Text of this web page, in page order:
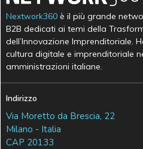
Nextwork360 è il più grande
B2B dedicati ai temi della
dell’Innovazione Imprenditoriale.
cultura digitale e imprenditoriale
amministrazioni italiane.
Indirizzo
Via Moretto da Brescia, 22
Milano - Italia
CAP 20133